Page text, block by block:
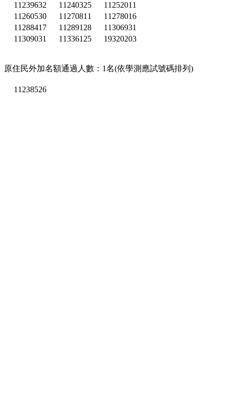
11239632
11240325
11252011
11260530
11270811
11278016
11288417
11289128
11306931
11309031
11336125 19320203
原住民外加名額通過人數：1名(依學測應試號碼排列)
11238526